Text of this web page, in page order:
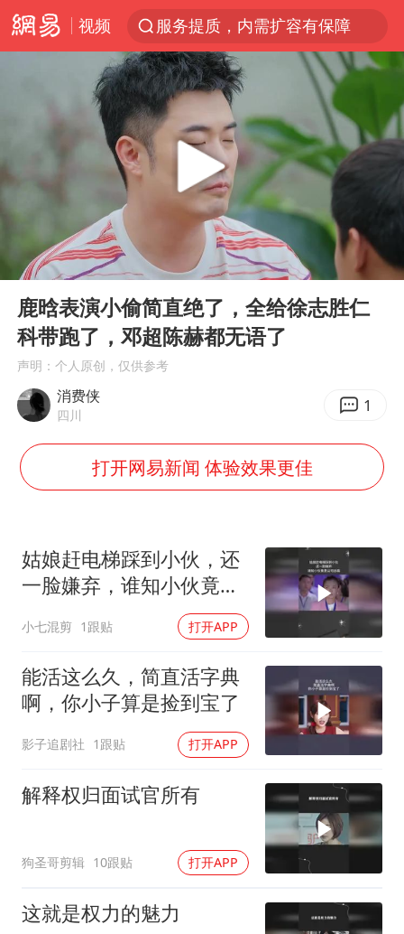
视频
服务提质，内需扩容有保障
官方通报传销头目出狱办书院
台风白海豚可能在浙江登陆
因凡蒂诺首次公开道歉
人贩子“梅姨”真实姓名曝光
《Monica》填词人黎彼得去世
普京宣布多项人事调整
蜜雪冰城员工抽烟收银 门店现已停业
汕头市政府被约谈
嘲讽周星驰无儿女没朋友 李修贤道歉
董路致歉：泰国10岁黑人父母是伪造的
坚持党全面领导和党中央集中统一领导
Play
00:00 19:09
鹿晗表演小偷简直绝了，全给徐志胜仁
科带跑了，邓超陈赫都无语了
声明：个人原创，仅供参考
消费侠
四川 1
打开网易新闻 体验效果更佳
姑娘赶电梯踩到小伙，还
一脸嫌弃，谁知小伙竟是
小七混剪 1跟贴 打开APP
能活这么久，简直活字典
啊，你小子算是捡到宝了
影子追剧社 1跟贴 打开APP
解释权归面试官所有
狗圣哥剪辑 10跟贴 打开APP
这就是权力的魅力